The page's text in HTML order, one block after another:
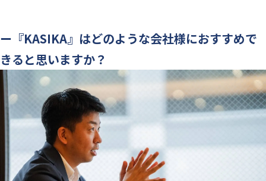
ー『KASIKA』はどのような会社様におすすめで
きると思いますか？